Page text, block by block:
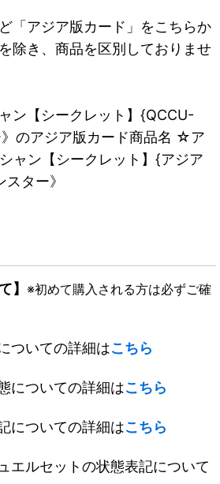
「アジア版カード」をこちらか
除き、商品を区別しておりませ
ン【シークレット】{QCCU-
のアジア版カード商品名 ☆ア
ャン【シークレット】{アジア
ター》
】 ※初めて購入される方は必ずご確
ついての詳細はこちら
についての詳細はこちら
についての詳細はこちら
エルセットの状態表記について